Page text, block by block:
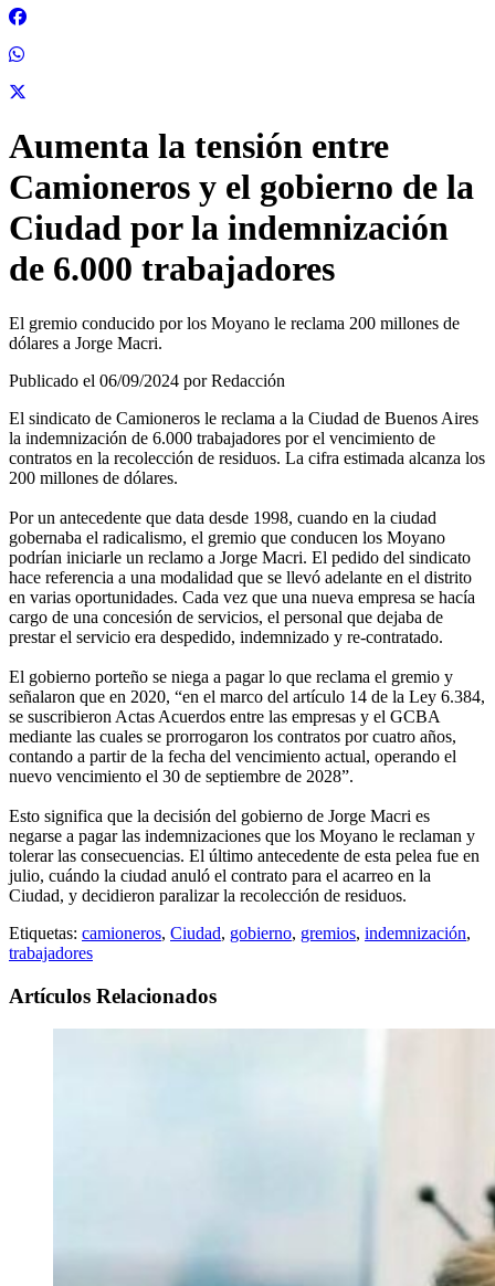
Aumenta la tensión entre
Camioneros y el gobierno de la
Ciudad por la indemnización
de 6.000 trabajadores
El gremio conducido por los Moyano le reclama 200 millones de
dólares a Jorge Macri.
Publicado el 06/09/2024 por Redacción
El sindicato de Camioneros le reclama a la Ciudad de Buenos Aires
la indemnización de 6.000 trabajadores por el vencimiento de
contratos en la recolección de residuos. La cifra estimada alcanza los
200 millones de dólares.
Por un antecedente que data desde 1998, cuando en la ciudad
gobernaba el radicalismo, el gremio que conducen los Moyano
podrían iniciarle un reclamo a Jorge Macri. El pedido del sindicato
hace referencia a una modalidad que se llevó adelante en el distrito
en varias oportunidades. Cada vez que una nueva empresa se hacía
cargo de una concesión de servicios, el personal que dejaba de
prestar el servicio era despedido, indemnizado y re-contratado.
El gobierno porteño se niega a pagar lo que reclama el gremio y
señalaron que en 2020, “en el marco del artículo 14 de la Ley 6.384,
se suscribieron Actas Acuerdos entre las empresas y el GCBA
mediante las cuales se prorrogaron los contratos por cuatro años,
contando a partir de la fecha del vencimiento actual, operando el
nuevo vencimiento el 30 de septiembre de 2028”.
Esto significa que la decisión del gobierno de Jorge Macri es
negarse a pagar las indemnizaciones que los Moyano le reclaman y
tolerar las consecuencias. El último antecedente de esta pelea fue en
julio, cuándo la ciudad anuló el contrato para el acarreo en la
Ciudad, y decidieron paralizar la recolección de residuos.
Etiquetas: camioneros, Ciudad, gobierno, gremios, indemnización,
trabajadores
Artículos Relacionados